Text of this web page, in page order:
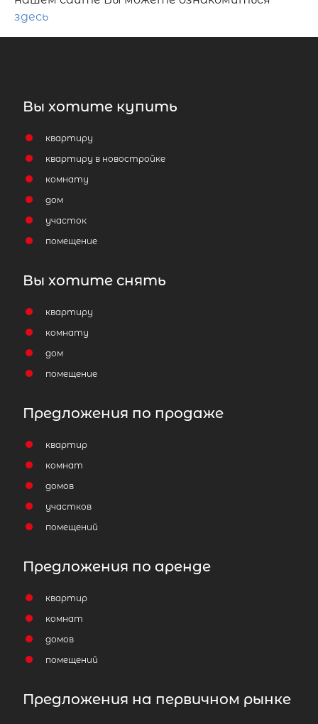
здесь
Вы хотите купить
квартиру
квартиру в новостройке
комнату
дом
участок
помещение
Вы хотите снять
квартиру
комнату
дом
помещение
Предложения по продаже
квартир
комнат
домов
участков
помещений
Предложения по аренде
квартир
комнат
домов
помещений
Предложения на первичном рынке